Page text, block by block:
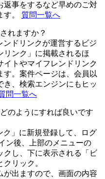
返事をするなど早めのご対
す。 質問一覧へ
れますか？
ドリンクが運営するビジ
リンク」に掲載されるほ
トやマイフレンドリンク
す。案件ページは、会員以
、検索エンジンにもヒッ
問一覧へ
のようにすれば良いです
ク」に新規登録して、ログ
ン後、上部のメニューの
クし、下に表示される「ビ
リック。
が出ますので、画面の内容